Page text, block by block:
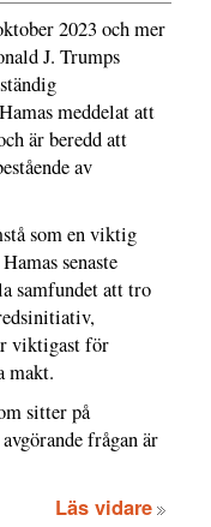
2023 och mer
J. Trumps
meddelat att
är beredd att
av
som en viktig
senaste
samfundet att tro
viktigast för
makt.
sitter på
frågan är
Läs vidare